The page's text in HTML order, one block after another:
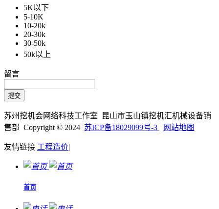
5K以下
5-10K
10-20k
20-30k
30-50k
50k以上
留言
苏州挖机会网络科技工作室 昆山市玉山镇挖机汇机械设备销
售部 Copyright © 2024 苏ICP备18029099号-3 网站地图
友情链接 工程造价|
首页